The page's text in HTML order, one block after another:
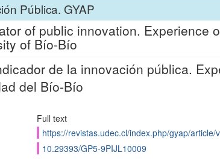
Pública. GYAP
of public innovation. Experience
of Bío-Bío
de la innovación pública.
del Bío-Bío
Full text
https://revistas.udec.cl/index.php/gyap/article/
10.29393/GP5-9PIJL10009